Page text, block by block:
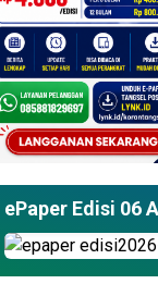
ePaper Edisi 06